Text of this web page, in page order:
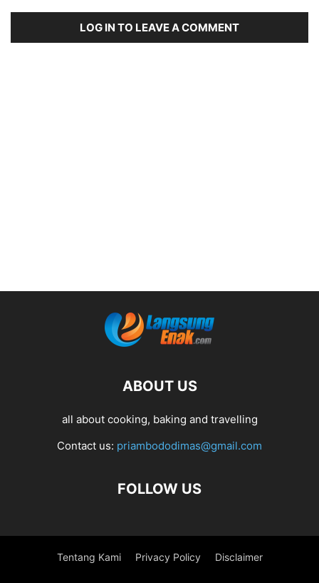
LOG IN TO LEAVE A COMMENT
ABOUT US
all about cooking, baking and travelling
Contact us: priambododimas@gmail.com
FOLLOW US
Tentang Kami Privacy Policy Disclaimer